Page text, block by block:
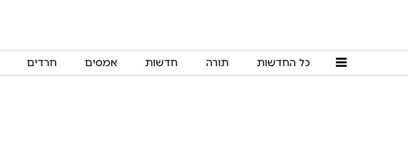
כל החדשות תורה חדשות אמסים חרדים